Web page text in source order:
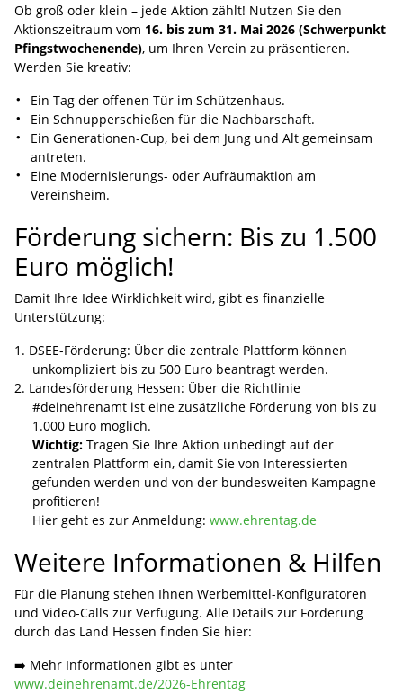
Ob groß oder klein – jede Aktion zählt! Nutzen Sie den
Aktionszeitraum vom 16. bis zum 31. Mai 2026 (Schwerpunkt
Pfingstwochenende), um Ihren Verein zu präsentieren.
Werden Sie kreativ:
Ein Tag der offenen Tür im Schützenhaus.
Ein Schnupperschießen für die Nachbarschaft.
Ein Generationen-Cup, bei dem Jung und Alt gemeinsam
antreten.
Eine Modernisierungs- oder Aufräumaktion am
Vereinsheim.
Förderung sichern: Bis zu 1.500
Euro möglich!
Damit Ihre Idee Wirklichkeit wird, gibt es finanzielle
Unterstützung:
DSEE-Förderung: Über die zentrale Plattform können
unkompliziert bis zu 500 Euro beantragt werden.
Landesförderung Hessen: Über die Richtlinie
#deinehrenamt ist eine zusätzliche Förderung von bis zu
1.000 Euro möglich.
Wichtig: Tragen Sie Ihre Aktion unbedingt auf der
zentralen Plattform ein, damit Sie von Interessierten
gefunden werden und von der bundesweiten Kampagne
profitieren!
Hier geht es zur Anmeldung: www.ehrentag.de
Weitere Informationen & Hilfen
Für die Planung stehen Ihnen Werbemittel-Konfiguratoren
und Video-Calls zur Verfügung. Alle Details zur Förderung
durch das Land Hessen finden Sie hier:
➡️ Mehr Informationen gibt es unter
www.deinehrenamt.de/2026-Ehrentag